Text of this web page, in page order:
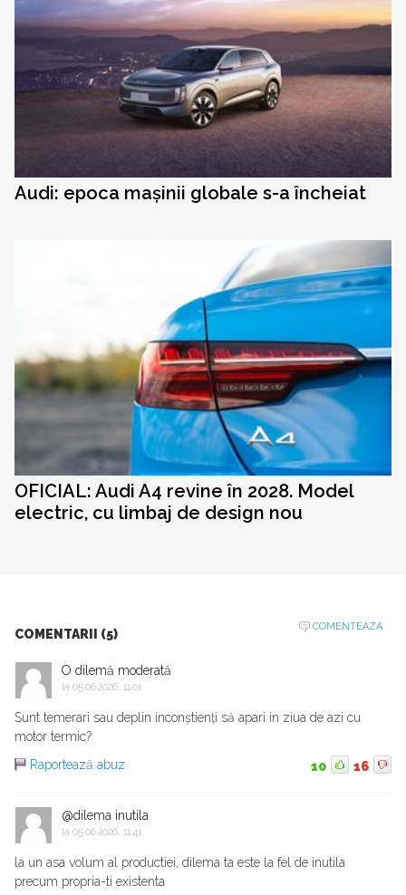
Audi: epoca mașinii globale s-a încheiat
OFICIAL: Audi A4 revine în 2028. Model
electric, cu limbaj de design nou
COMENTARII (5)
COMENTEAZA
O dilemă moderată
la 05.06.2026, 11:01
Sunt temerari sau deplin inconștienți să apari in ziua de azi cu
motor termic?
Raportează abuz
10 16
@dilema inutila
la 05.06.2026, 11:41
la un asa volum al productiei, dilema ta este la fel de inutila
precum propria-ti existenta